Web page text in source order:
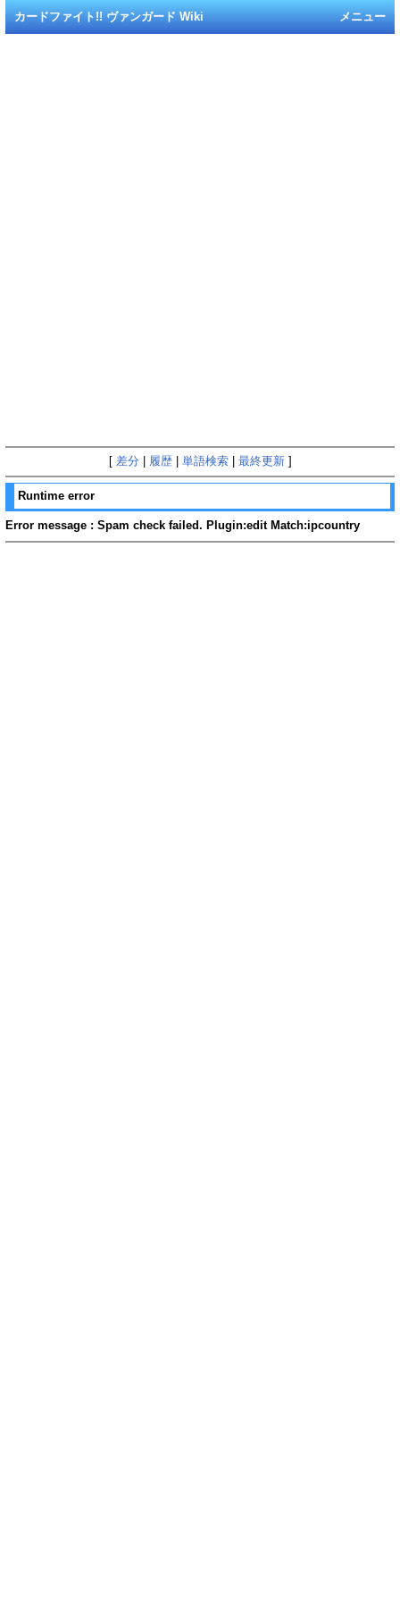
メニュー
カードファイト!! ヴァンガード Wiki
[ 差分 履歴| 単語検索| 最終更新]
Runtime error
Error message : Spam check failed. Plugin:edit Match:ipcountry